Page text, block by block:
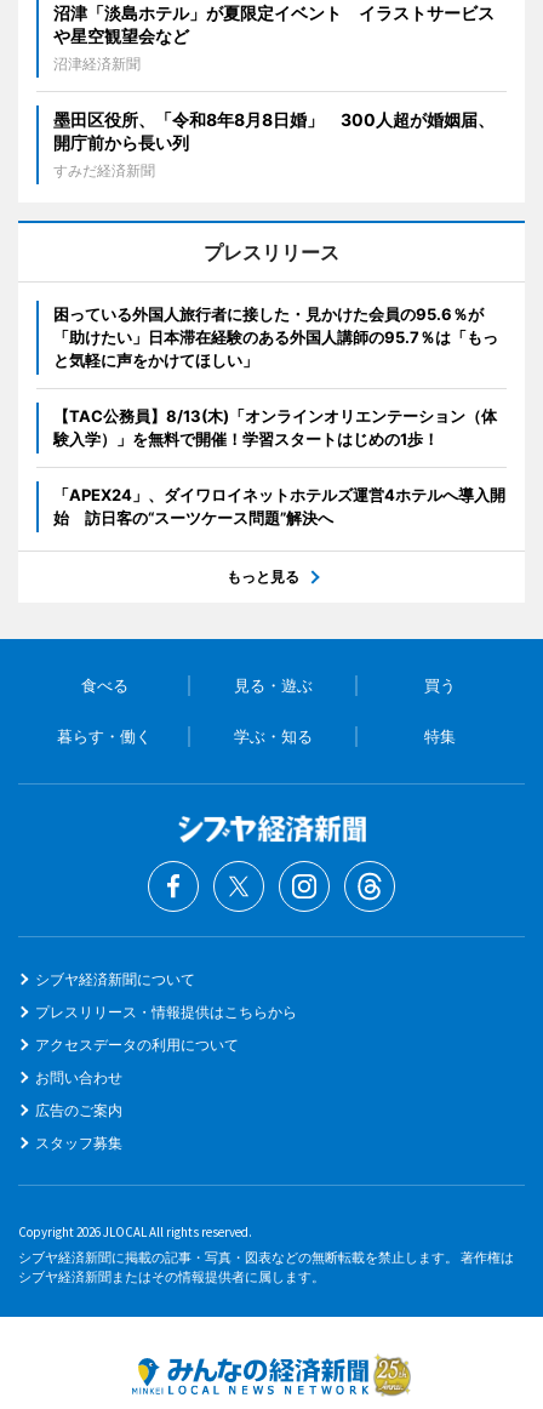
沼津「淡島ホテル」が夏限定イベント イラストサービス
や星空観望会など
沼津経済新聞
墨田区役所、「令和8年8月8日婚」 300人超が婚姻届、
開庁前から長い列
すみだ経済新聞
プレスリリース
困っている外国人旅行者に接した・見かけた会員の95.6％が
「助けたい」日本滞在経験のある外国人講師の95.7％は「もっ
と気軽に声をかけてほしい」
【TAC公務員】8/13(木)「オンラインオリエンテーション（体
験入学）」を無料で開催！学習スタートはじめの1歩！
「APEX24」、ダイワロイネットホテルズ運営4ホテルへ導入開
始 訪日客の“スーツケース問題”解決へ
もっと見る
食べる 見る・遊ぶ 買う
暮らす・働く 学ぶ・知る 特集
シブヤ経済新聞について
プレスリリース・情報提供はこちらから
アクセスデータの利用について
お問い合わせ
広告のご案内
スタッフ募集
Copyright 2026 JLOCAL All rights reserved.
シブヤ経済新聞に掲載の記事・写真・図表などの無断転載を禁止します。 著作権は
シブヤ経済新聞またはその情報提供者に属します。